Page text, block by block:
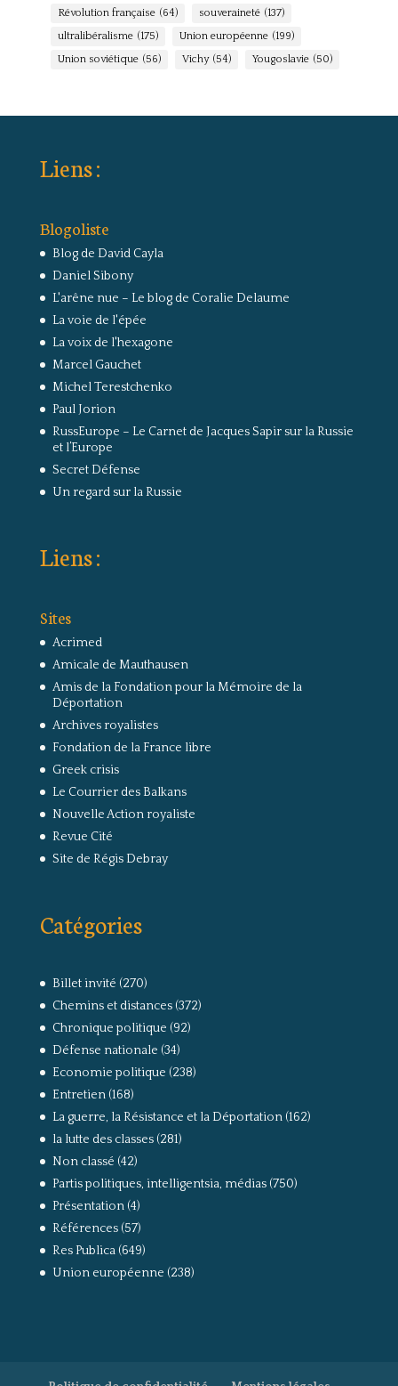
Révolution française (64) souveraineté (137)
ultralibéralisme (175) Union européenne (199)
Union soviétique (56) Vichy (54) Yougoslavie (50)
Liens :
Blogoliste
Blog de David Cayla
Daniel Sibony
L'arêne nue – Le blog de Coralie Delaume
La voie de l'épée
La voix de l'hexagone
Marcel Gauchet
Michel Terestchenko
Paul Jorion
RussEurope – Le Carnet de Jacques Sapir sur la Russie
et l’Europe
Secret Défense
Un regard sur la Russie
Liens :
Sites
Acrimed
Amicale de Mauthausen
Amis de la Fondation pour la Mémoire de la
Déportation
Archives royalistes
Fondation de la France libre
Greek crisis
Le Courrier des Balkans
Nouvelle Action royaliste
Revue Cité
Site de Régis Debray
Catégories
Billet invité (270)
Chemins et distances(372)
Chronique politique (92)
Défense nationale (34)
Economie politique (238)
Entretien(168)
La guerre, la Résistance et la Déportation(162)
la lutte des classes(281)
Non classé (42)
Partis politiques, intelligentsia, médias(750)
Présentation(4)
Références(57)
Res Publica(649)
Union européenne (238)